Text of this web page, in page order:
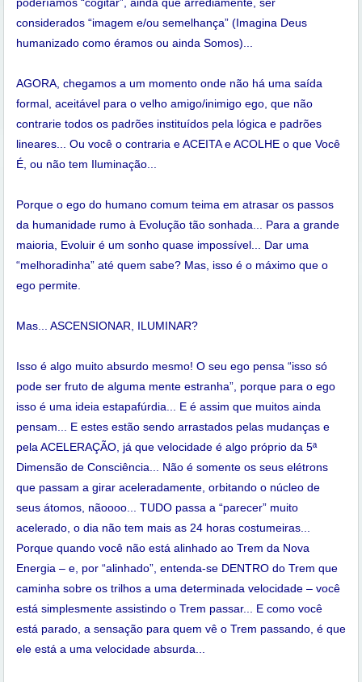
poderíamos “cogitar”, ainda que arrediamente, ser
considerados “imagem e/ou semelhança” (Imagina Deus
humanizado como éramos ou ainda Somos)...
AGORA, chegamos a um momento onde não há uma saída
formal, aceitável para o velho amigo/inimigo ego, que não
contrarie todos os padrões instituídos pela lógica e padrões
lineares... Ou você o contraria e ACEITA e ACOLHE o que Você
É, ou não tem Iluminação...
Porque o ego do humano comum teima em atrasar os passos
da humanidade rumo à Evolução tão sonhada... Para a grande
maioria, Evoluir é um sonho quase impossível... Dar uma
“melhoradinha” até quem sabe? Mas, isso é o máximo que o
ego permite.
Mas... ASCENSIONAR, ILUMINAR?
Isso é algo muito absurdo mesmo! O seu ego pensa “isso só
pode ser fruto de alguma mente estranha”, porque para o ego
isso é uma ideia estapafúrdia... E é assim que muitos ainda
pensam... E estes estão sendo arrastados pelas mudanças e
pela ACELERAÇÃO, já que velocidade é algo próprio da 5ª
Dimensão de Consciência... Não é somente os seus elétrons
que passam a girar aceleradamente, orbitando o núcleo de
seus átomos, nãoooo... TUDO passa a “parecer” muito
acelerado, o dia não tem mais as 24 horas costumeiras...
Porque quando você não está alinhado ao Trem da Nova
Energia – e, por “alinhado”, entenda-se DENTRO do Trem que
caminha sobre os trilhos a uma determinada velocidade – você
está simplesmente assistindo o Trem passar... E como você
está parado, a sensação para quem vê o Trem passando, é que
ele está a uma velocidade absurda...